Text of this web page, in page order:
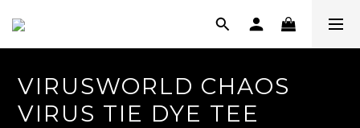
VIRUSWORLD CHAOS
VIRUS TIE DYE TEE